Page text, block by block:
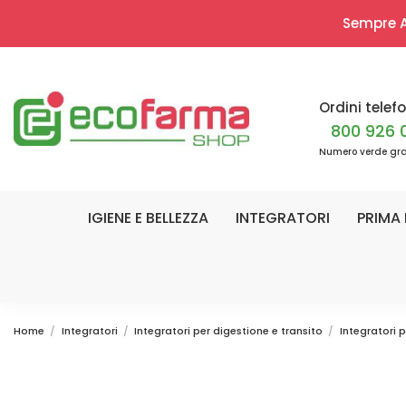
Sempre
Ordini
800 926
Numero verde
IGIENE E BELLEZZA INTEGRATORI PRIMA
Home Integratori Integratori per digestione e transito Integratori